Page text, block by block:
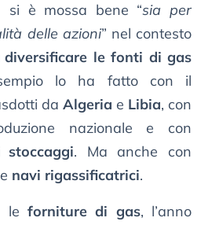
si è mossa bene “sia per
delle azioni” nel contesto
diversificare le fonti di gas
lo ha fatto con il
da Algeria e Libia, con
nazionale e con
stoccaggi. Ma anche con
navi rigassificatrici.
leforniture di gas, l’anno